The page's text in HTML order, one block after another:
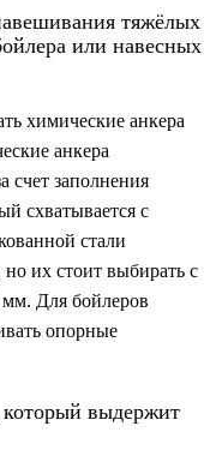
тяжёлых
или навесных
химические анкера
анкера
счет заполнения
схватывается с
стали
их стоит выбирать с
Для бойлеров
опорные
выдержит